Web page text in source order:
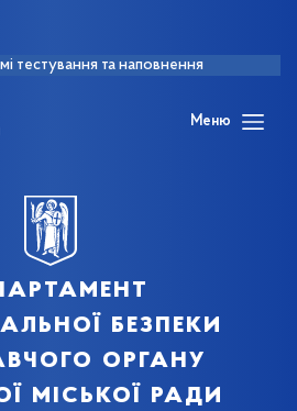
тестування та наповнення
Меню
безпеки
органу
міської ради